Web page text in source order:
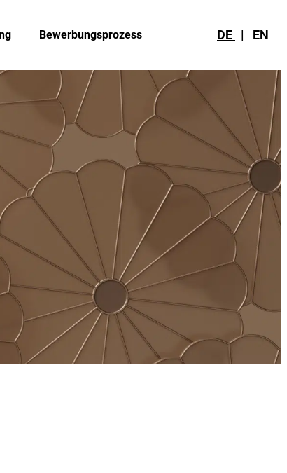
DE | EN
Bewerbungsprozess